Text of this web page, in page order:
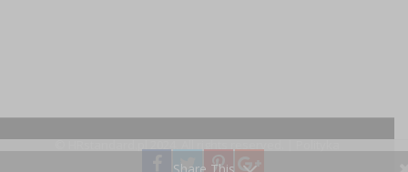
© HRstandard.pl 2024, All rights reserved. |Polityka
prywatności